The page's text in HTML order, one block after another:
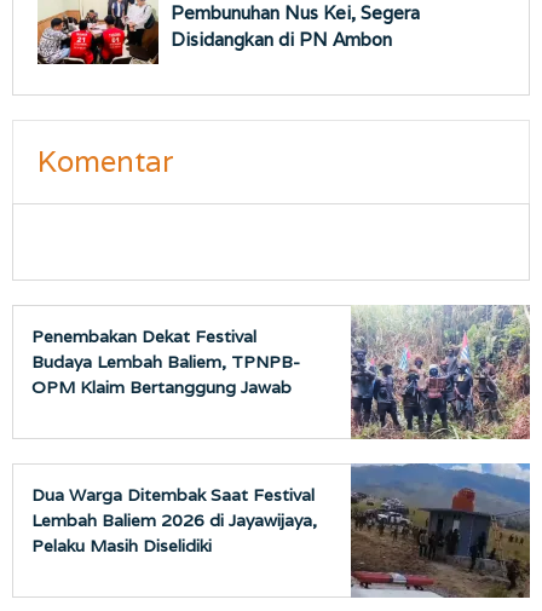
Pembunuhan Nus Kei, Segera
Disidangkan di PN Ambon
Komentar
Penembakan Dekat Festival
Budaya Lembah Baliem, TPNPB-
OPM Klaim Bertanggung Jawab
Dua Warga Ditembak Saat Festival
Lembah Baliem 2026 di Jayawijaya,
Pelaku Masih Diselidiki